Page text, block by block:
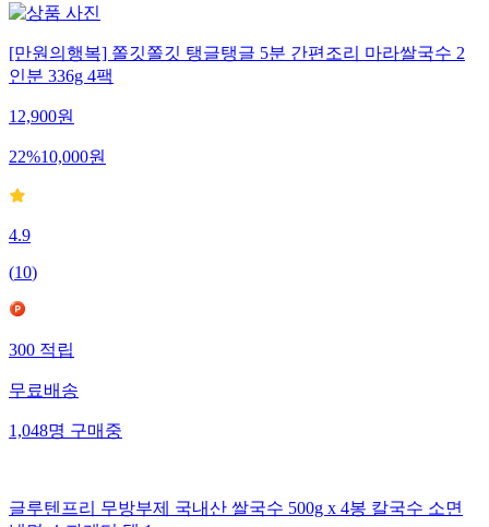
[만원의행복] 쫄깃쫄깃 탱글탱글 5분 간편조리 마라쌀국수 2
인분 336g 4팩
12,900원
22%10,000원
4.9
(10)
300적립
무료배송
1,048명구매중
글루텐프리 무방부제 국내산 쌀국수 500g x 4봉 칼국수 소면